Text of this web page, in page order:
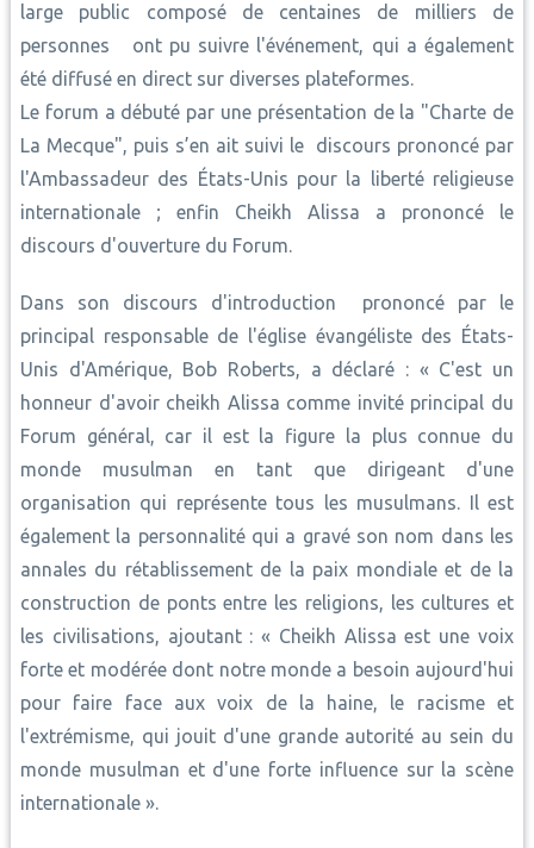
large public composé de centaines de milliers de
personnes ont pu suivre l'événement, qui a également
été diffusé en direct sur diverses plateformes.
Le forum a débuté par une présentation de la "Charte de
La Mecque", puis s’en ait suivi le discours prononcé par
l'Ambassadeur des États-Unis pour la liberté religieuse
internationale ; enfin Cheikh Alissa a prononcé le
discours d'ouverture du Forum.
Dans son discours d'introduction prononcé par le
principal responsable de l'église évangéliste des États-
Unis d'Amérique, Bob Roberts, a déclaré : « C'est un
honneur d'avoir cheikh Alissa comme invité principal du
Forum général, car il est la figure la plus connue du
monde musulman en tant que dirigeant d'une
organisation qui représente tous les musulmans. Il est
également la personnalité qui a gravé son nom dans les
annales du rétablissement de la paix mondiale et de la
construction de ponts entre les religions, les cultures et
les civilisations, ajoutant : « Cheikh Alissa est une voix
forte et modérée dont notre monde a besoin aujourd'hui
pour faire face aux voix de la haine, le racisme et
l'extrémisme, qui jouit d'une grande autorité au sein du
monde musulman et d'une forte influence sur la scène
internationale ».